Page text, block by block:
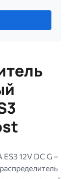
12V DC G –